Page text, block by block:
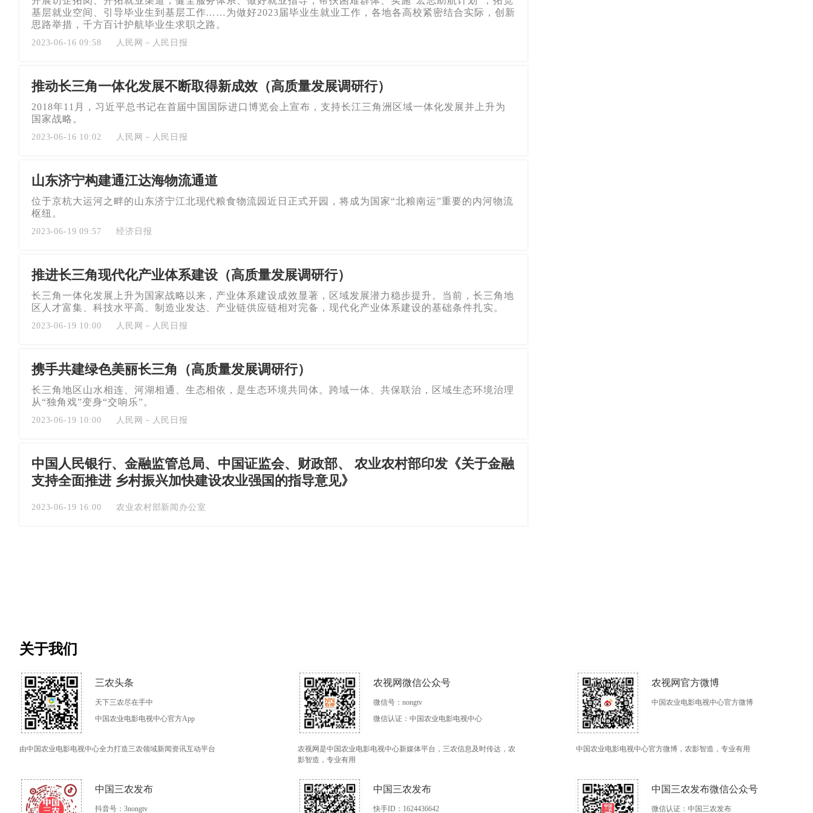
基层就业空间、引导毕业生到基层工作……为做好2023届毕业生就业工作，各地各高校紧密结合实际，创新
思路举措，千方百计护航毕业生求职之路。
2023-06-16 09:58 人民网－人民日报
推动长三角一体化发展不断取得新成效（高质量发展调研行）
2018年11月，习近平总书记在首届中国国际进口博览会上宣布，支持长江三角洲区域一体化发展并上升为
国家战略。
2023-06-16 10:02 人民网－人民日报
山东济宁构建通江达海物流通道
位于京杭大运河之畔的山东济宁江北现代粮食物流园近日正式开园，将成为国家“北粮南运”重要的内河物流
枢纽。
2023-06-19 09:57 经济日报
推进长三角现代化产业体系建设（高质量发展调研行）
长三角一体化发展上升为国家战略以来，产业体系建设成效显著，区域发展潜力稳步提升。当前，长三角地
区人才富集、科技水平高、制造业发达、产业链供应链相对完备，现代化产业体系建设的基础条件扎实。
2023-06-19 10:00 人民网－人民日报
携手共建绿色美丽长三角（高质量发展调研行）
长三角地区山水相连、河湖相通、生态相依，是生态环境共同体。跨域一体、共保联治，区域生态环境治理
从“独角戏”变身“交响乐”。
2023-06-19 10:00 人民网－人民日报
中国人民银行、金融监管总局、中国证监会、财政部、 农业农村部印发《关于金融
支持全面推进 乡村振兴加快建设农业强国的指导意见》
2023-06-19 16:00 农业农村部新闻办公室
关于我们
三农头条
天下三农尽在手中
中国农业电影电视中心官方App
由中国农业电影电视中心全力打造三农领域新闻资讯互动平台
农视网微信公众号
微信号：nongtv
微信认证：中国农业电影电视中心
农视网是中国农业电影电视中心新媒体平台，三农信息及时传达，农
影智造，专业有用
农视网官方微博
中国农业电影电视中心官方微博
中国农业电影电视中心官方微博，农影智造，专业有用
中国三农发布
抖音号：3nongtv
中国三农发布
快手ID：1624436642
中国三农发布微信公众号
微信认证：中国三农发布